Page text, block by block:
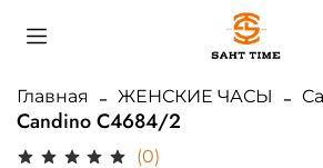
Главная ЖЕНСКИЕ ЧАСЫ
Candino C4684/2
(0)